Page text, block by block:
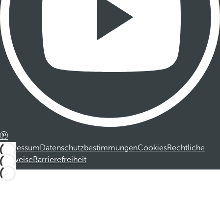
ImpressumDatenschutzbestimmungenCookiesRechtliche
HinweiseBarrierefreiheit